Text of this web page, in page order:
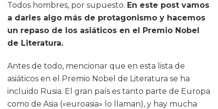
Todos hombres, por supuesto. En este post vamos
a darles algo más de protagonismo y hacemos
un repaso de los asiáticos en el Premio Nobel
de Literatura.
Antes de todo, mencionar que en esta lista de
asiáticos en el Premio Nobel de Literatura se ha
incluido Rusia. El gran país es tanto parte de Europa
como de Asia («euroasia» lo llaman), y hay mucha